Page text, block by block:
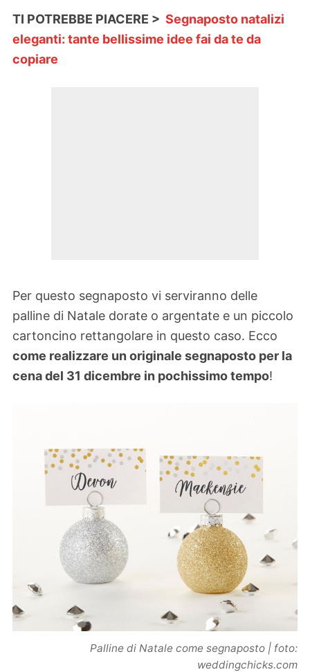
TI POTREBBE PIACERE > Segnaposto natalizi
eleganti: tante bellissime idee fai da te da
copiare
Per questo segnaposto vi serviranno delle
palline di Natale dorate o argentate e un piccolo
cartoncino rettangolare in questo caso. Ecco
come realizzare un originale segnaposto per la
cena del 31 dicembre in pochissimo tempo!
Palline di Natale come segnaposto | foto:
weddingchicks.com